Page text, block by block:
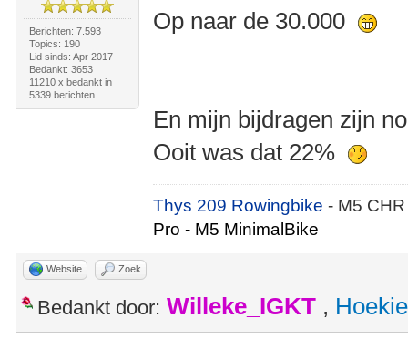
Berichten: 7.593
Topics: 190
Lid sinds: Apr 2017
Bedankt: 3653
11210 x bedankt in
5339 berichten
Op naar de 30.000
En mijn bijdragen zijn
Ooit was dat 22%
Thys 209 Rowingbike- M5
Pro - M5 MinimalBike
Website Zoek
Bedankt door: Willeke_IGKT , Hoekie